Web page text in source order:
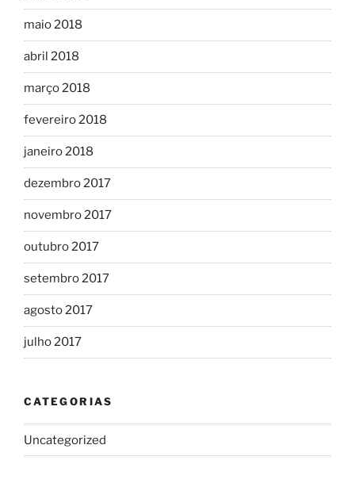
maio 2018
abril 2018
março 2018
fevereiro 2018
janeiro 2018
dezembro 2017
novembro 2017
outubro 2017
setembro 2017
agosto 2017
julho 2017
CATEGORIAS
Uncategorized